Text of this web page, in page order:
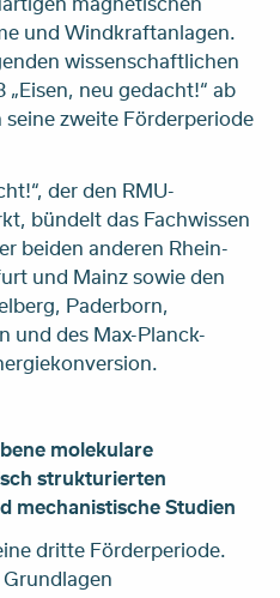
und Windkraftanlagen.
wissenschaftlichen
neu gedacht!“ ab
zweite Förderperiode
der den RMU-
bündelt das Fachwissen
beiden anderen Rhein-
und Mainz sowie den
Paderborn,
und des Max-Planck-
molekulare
strukturierten
mechanistische Studien
dritte Förderperiode.